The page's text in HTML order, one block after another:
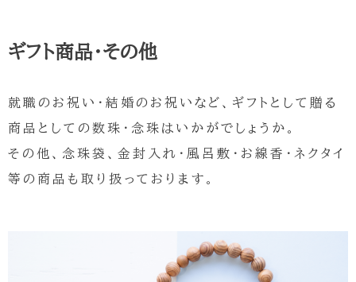
ギフト商品・その他
就職のお祝い・結婚のお祝いなど、ギフトとして贈る
商品としての数珠・念珠はいかがでしょうか。
その他、念珠袋、金封入れ・風呂敷・お線香・ネクタイ
等の商品も取り扱っております。